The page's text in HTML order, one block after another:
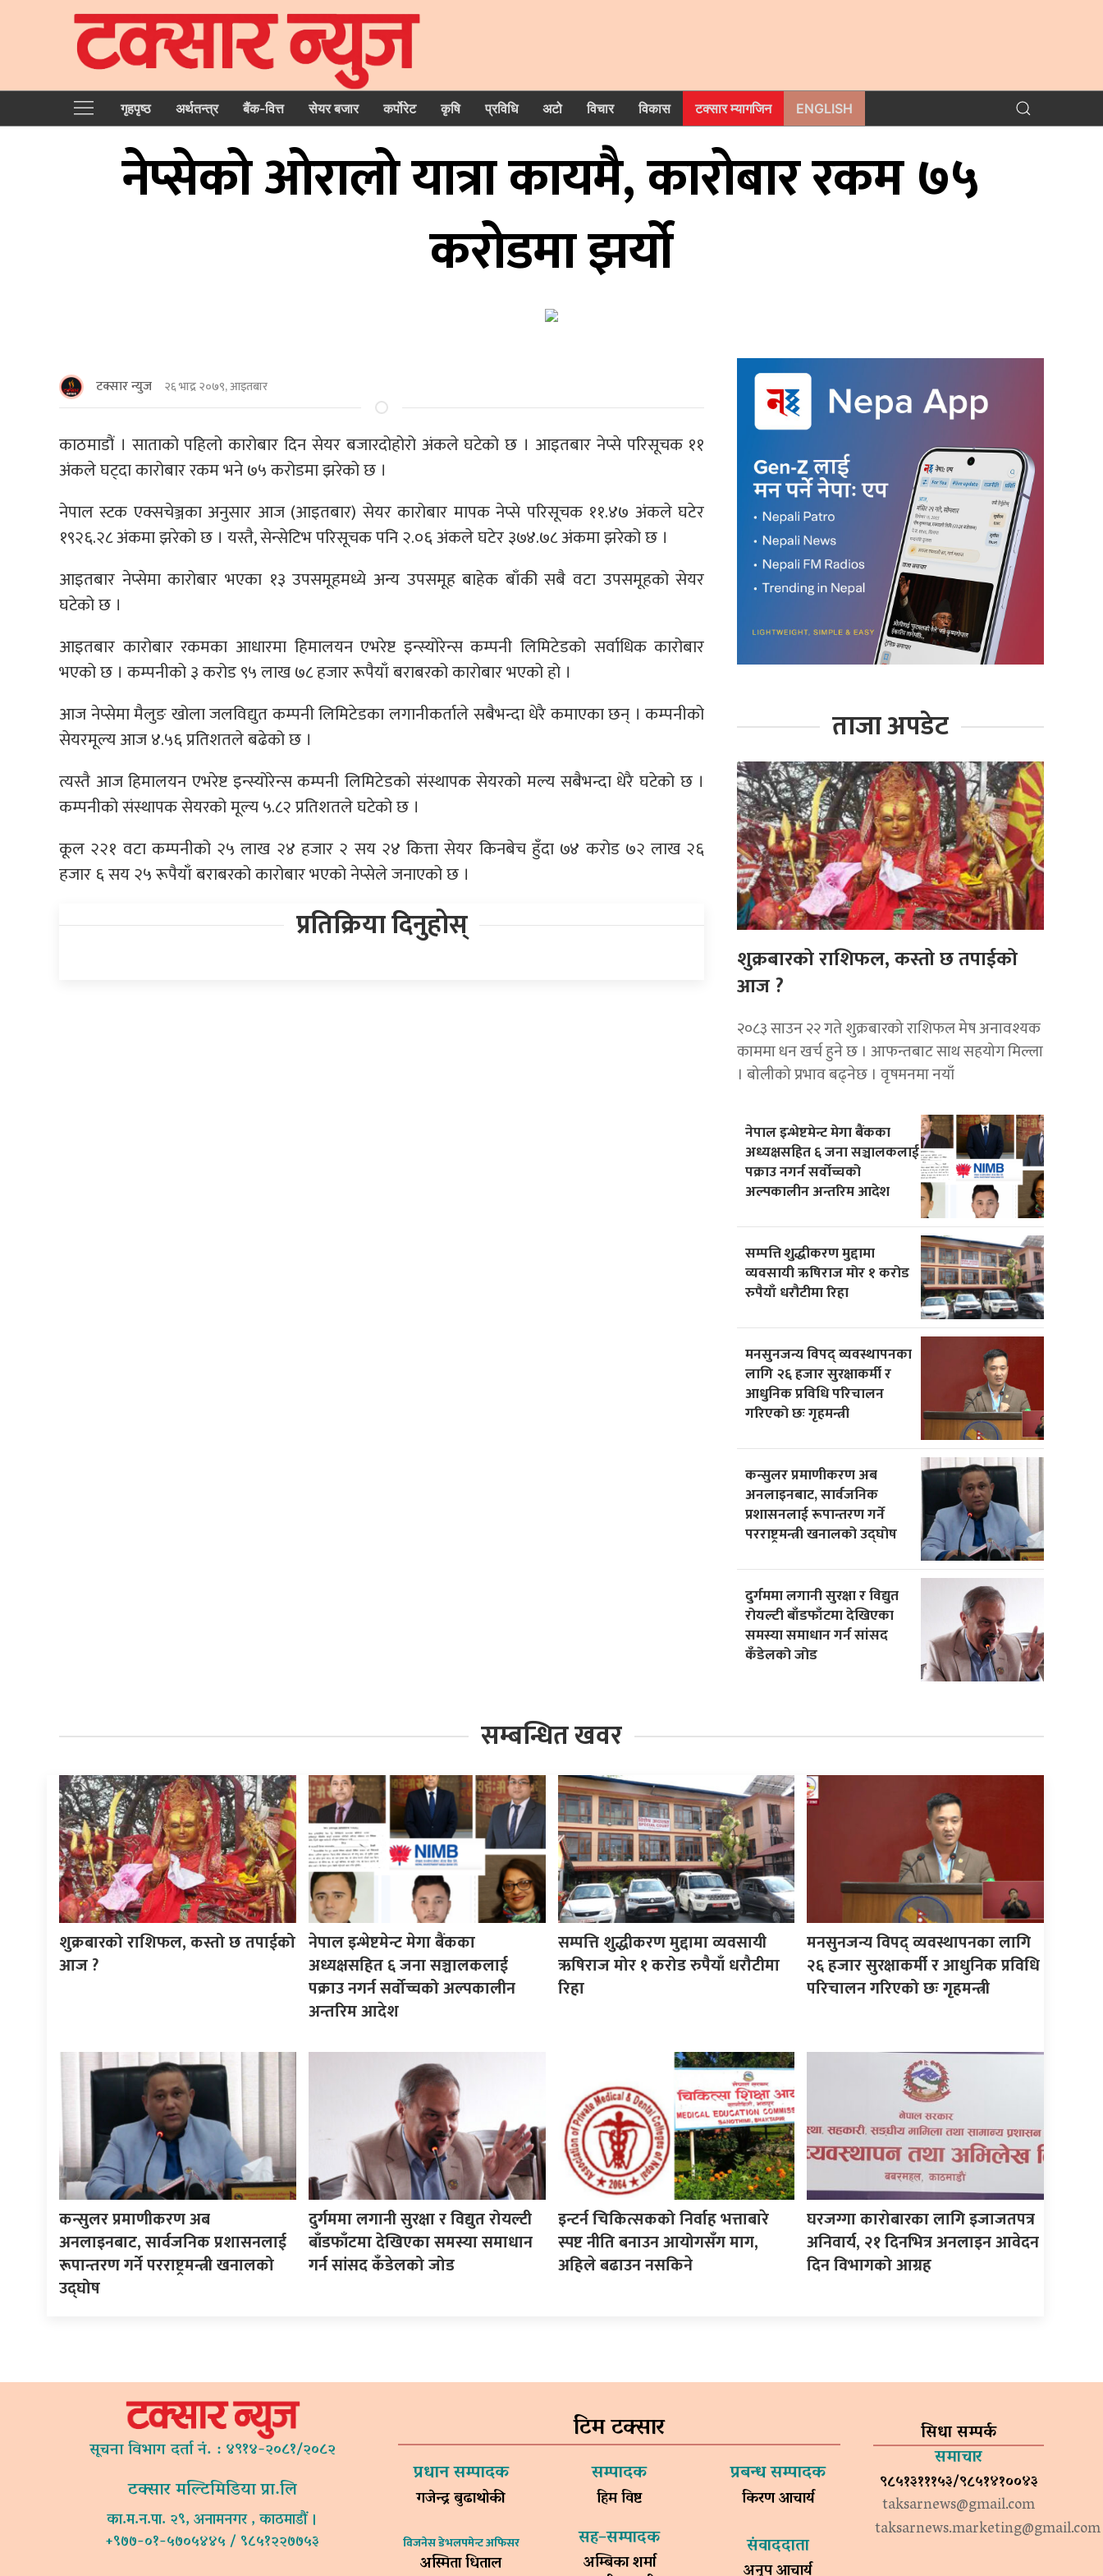
गृहपृष्‍ठ अर्थतन्त्र बैंक-वित्त सेयर बजार कर्पोरेट कृषि प्रविधि अटो विचार विकास टक्सार म्यागजिन ENGLISH
नेप्सेको ओरालो यात्रा कायमै, कारोबार रकम ७५
करोडमा झर्यो
टक्सार न्युज २६ भाद्र २०७९, आइतबार
काठमाडौं । साताको पहिलो कारोबार दिन सेयर बजारदोहोरो अंकले घटेको छ । आइतबार नेप्से परिसूचक ११
अंकले घट्दा कारोबार रकम भने ७५ करोडमा झरेको छ ।
नेपाल स्टक एक्सचेञ्जका अनुसार आज (आइतबार) सेयर कारोबार मापक नेप्से परिसूचक ११.४७ अंकले घटेर
१९२६.२८ अंकमा झरेको छ । यस्तै, सेन्सेटिभ परिसूचक पनि २.०६ अंकले घटेर ३७४.७८ अंकमा झरेको छ ।
आइतबार नेप्सेमा कारोबार भएका १३ उपसमूहमध्ये अन्य उपसमूह बाहेक बाँकी सबै वटा उपसमूहको सेयर
घटेको छ ।
आइतबार कारोबार रकमका आधारमा हिमालयन एभरेष्ट इन्स्योरेन्स कम्पनी लिमिटेडको सर्वाधिक कारोबार
भएको छ । कम्पनीको ३ करोड ९५ लाख ७८ हजार रूपैयाँ बराबरको कारोबार भएको हो ।
आज नेप्सेमा मैलुङ खोला जलविद्युत कम्पनी लिमिटेडका लगानीकर्ताले सबैभन्दा धेरै कमाएका छन् । कम्पनीको
सेयरमूल्य आज ४.५६ प्रतिशतले बढेको छ ।
त्यस्तै आज हिमालयन एभरेष्ट इन्स्योरेन्स कम्पनी लिमिटेडको संस्थापक सेयरको मल्य सबैभन्दा धेरै घटेको छ ।
कम्पनीको संस्थापक सेयरको मूल्य ५.८२ प्रतिशतले घटेको छ ।
कूल २२१ वटा कम्पनीको २५ लाख २४ हजार २ सय २४ कित्ता सेयर किनबेच हुँदा ७४ करोड ७२ लाख २६
हजार ६ सय २५ रूपैयाँ बराबरको कारोबार भएको नेप्सेले जनाएको छ ।
प्रतिक्रिया दिनुहोस्
ताजा अपडेट
शुक्रबारको राशिफल, कस्तो छ तपाईको
आज ?
२०८३ साउन २२ गते शुक्रबारको राशिफल मेष अनावश्यक
काममा धन खर्च हुने छ । आफन्तबाट साथ सहयोग मिल्ला
। बोलीको प्रभाव बढ्नेछ । वृषमनमा नयाँ
नेपाल इन्भेष्टमेन्ट मेगा बैंकका
अध्यक्षसहित ६ जना सञ्चालकलाई
पक्राउ नगर्न सर्वोच्चको
अल्पकालीन अन्तरिम आदेश
सम्पत्ति शुद्धीकरण मुद्दामा
व्यवसायी ऋषिराज मोर १ करोड
रुपैयाँ धरौटीमा रिहा
मनसुनजन्य विपद् व्यवस्थापनका
लागि २६ हजार सुरक्षाकर्मी र
आधुनिक प्रविधि परिचालन
गरिएको छः गृहमन्त्री
कन्सुलर प्रमाणीकरण अब
अनलाइनबाट, सार्वजनिक
प्रशासनलाई रूपान्तरण गर्ने
परराष्ट्रमन्त्री खनालको उद्घोष
दुर्गममा लगानी सुरक्षा र विद्युत
रोयल्टी बाँडफाँटमा देखिएका
समस्या समाधान गर्न सांसद
कँडेलको जोड
सम्बन्धित खवर
शुक्रबारको राशिफल, कस्तो छ तपाईको
आज ?
नेपाल इन्भेष्टमेन्ट मेगा बैंकका
अध्यक्षसहित ६ जना सञ्चालकलाई
पक्राउ नगर्न सर्वोच्चको अल्पकालीन
अन्तरिम आदेश
सम्पत्ति शुद्धीकरण मुद्दामा व्यवसायी
ऋषिराज मोर १ करोड रुपैयाँ धरौटीमा
रिहा
मनसुनजन्य विपद् व्यवस्थापनका लागि
२६ हजार सुरक्षाकर्मी र आधुनिक प्रविधि
परिचालन गरिएको छः गृहमन्त्री
कन्सुलर प्रमाणीकरण अब
अनलाइनबाट, सार्वजनिक प्रशासनलाई
रूपान्तरण गर्ने परराष्ट्रमन्त्री खनालको
उद्घोष
दुर्गममा लगानी सुरक्षा र विद्युत रोयल्टी
बाँडफाँटमा देखिएका समस्या समाधान
गर्न सांसद कँडेलको जोड
इन्टर्न चिकित्सकको निर्वाह भत्ताबारे
स्पष्ट नीति बनाउन आयोगसँग माग,
अहिले बढाउन नसकिने
घरजग्गा कारोबारका लागि इजाजतपत्र
अनिवार्य, २१ दिनभित्र अनलाइन आवेदन
दिन विभागको आग्रह
सूचना विभाग दर्ता नं. : ४९१४-२०८१/२०८२
टक्सार मल्टिमिडिया प्रा.लि
का.म.न.पा. २९, अनामनगर , काठमाडौं ।
+९७७-०१-५७०५४४५ / ९८५१२२७७५३
टिम टक्सार
प्रधान सम्पादक
गजेन्द्र बुढाथोकी
सम्पादक
हिम विष्ट
प्रबन्ध सम्पादक
किरण आचार्य
विजनेस डेभलपमेन्ट अफिसर
अस्मिता धिताल
सह–सम्पादक
अम्बिका शर्मा
संवाददाता
सिधा सम्पर्क
समाचार
९८५१३१११५३/९८५१४१००४३
taksarnews@gmail.com
taksarnews.marketing@gmail.com